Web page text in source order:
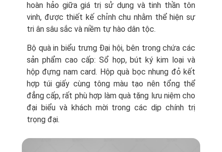
hoàn hảo giữa giá trị sử dụng và tinh thần tôn
vinh, được thiết kế chỉnh chu nhằm thể hiện sự
tri ân sâu sắc và niềm tự hào dân tộc.
Bộ quà in biểu trưng Đại hội, bên trong chứa các
sản phẩm cao cấp: Sổ họp, bút ký kim loại và
hộp đựng nam card. Hộp quà bọc nhung đỏ kết
hợp túi giấy cùng tông màu tạo nên tổng thể
đẳng cấp, rất phù hợp làm quà tặng lưu niệm cho
đại biểu và khách mời trong các dịp chính trị
trọng đại.